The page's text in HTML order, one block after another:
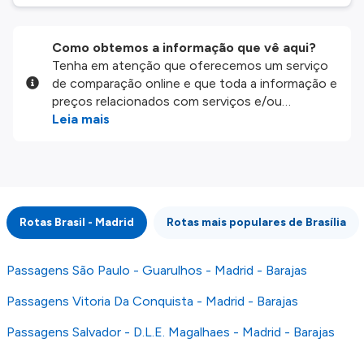
Como obtemos a informação que vê aqui?
Tenha em atenção que oferecemos um serviço
de comparação online e que toda a informação e
preços relacionados com serviços e/ou
produtos disponíveis no nosso website são
integridade ou pela precisão da informação
publicada, por isso verifique com atenção todas
as condições no website do parceiro antes de
fazer uma reserva. Para mais detalhes verifique
os nossosTermos e Condições.
Leia mais
Rotas Brasil - Madrid Rotas mais populares de Brasília
Passagens São Paulo - Guarulhos - Madrid - Barajas
Passagens Vitoria Da Conquista - Madrid - Barajas
Passagens Salvador - D.L.E. Magalhaes - Madrid - Barajas